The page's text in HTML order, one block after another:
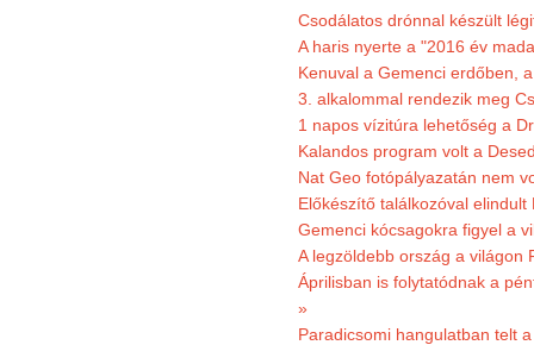
Csodálatos drónnal készült
A haris nyerte a "2016 év
Kenuval a Gemenci erdőben,
3. alkalommal rendezik meg
1 napos vízitúra lehetőség a
Kalandos program volt a
Nat Geo fotópályazatán nem
Előkészítő találkozóval
Gemenci kócsagokra figyel a
A legzöldebb ország a világon
Áprilisban is folytatódnak a
»
Paradicsomi hangulatban telt